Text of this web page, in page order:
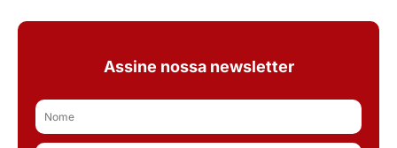
Assine nossa newsletter